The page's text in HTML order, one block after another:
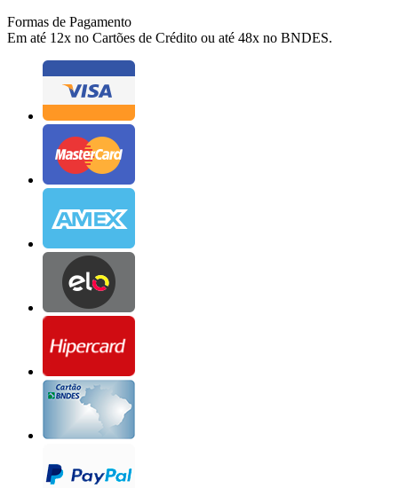
Formas de Pagamento
Em até 12x no Cartões de Crédito ou até 48x no BNDES.